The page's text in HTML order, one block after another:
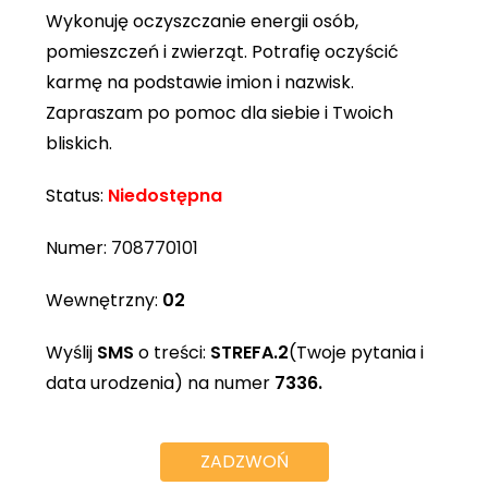
Wykonuję oczyszczanie energii osób,
pomieszczeń i zwierząt. Potrafię oczyścić
karmę na podstawie imion i nazwisk.
Zapraszam po pomoc dla siebie i Twoich
bliskich.
Status: Niedostępna
Numer: 708770101
Wewnętrzny: 02
Wyślij SMS o treści: STREFA.2(Twoje pytania i
data urodzenia) na numer 7336.
ZADZWOŃ